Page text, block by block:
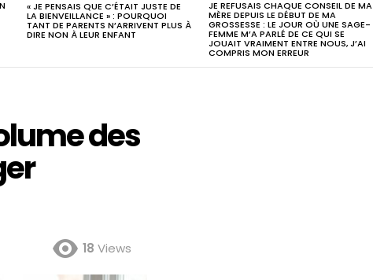
« JE PENSAIS QUE C’ÉTAIT JUSTE DE
LA BIENVEILLANCE » : POURQUOI
TANT DE PARENTS N’ARRIVENT PLUS À
DIRE NON À LEUR ENFANT
JE REFUSAIS CHAQUE CONSEIL DE MA
MÈRE DEPUIS LE DÉBUT DE MA
GROSSESSE : LE JOUR OÙ UNE SAGE-
FEMME M’A PARLÉ DE CE QUI SE
JOUAIT VRAIMENT ENTRE NOUS, J’AI
COMPRIS MON ERREUR
des
18 Views